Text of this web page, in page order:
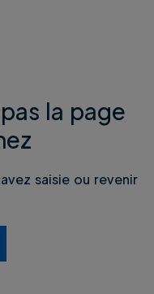
la page
saisie ou revenir